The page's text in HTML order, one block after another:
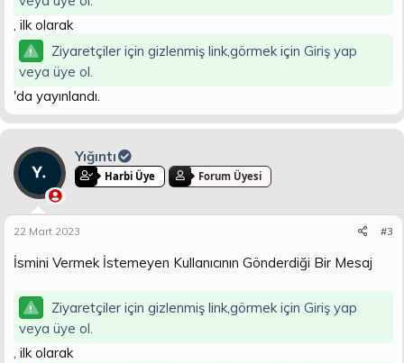
, ilk olarak
Ziyaretçiler için gizlenmiş link,görmek için Giriş yap
veya üye ol.
'da yayınlandı.
Yığıntı
Harbi Üye Forum Üyesi
22 Mart 2023 #3
İsmini Vermek İstemeyen Kullanıcının Gönderdiği Bir Mesaj
Ziyaretçiler için gizlenmiş link,görmek için Giriş yap
veya üye ol.
, ilk olarak